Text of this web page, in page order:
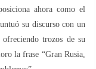
ahora como el
su discurso con un
trozos de su
la frase “Gran Rusia,